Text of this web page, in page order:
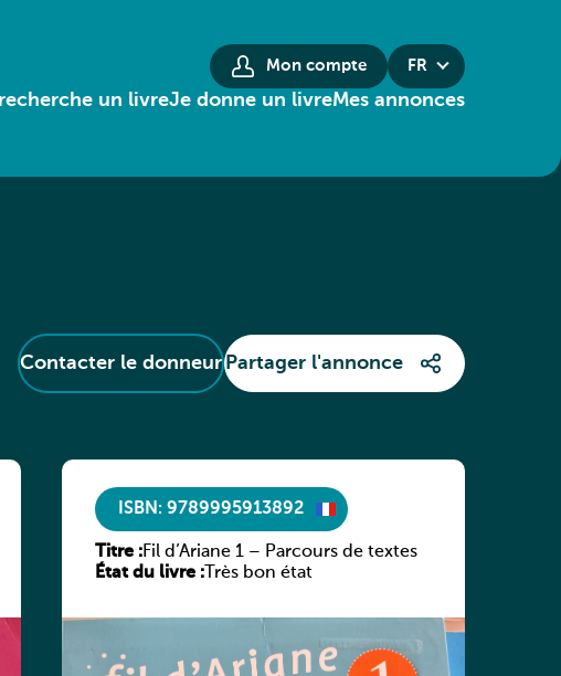
Mon compte FR
un livreJe donne un livreMes annonces
Contacter le donneur Partager l'annonce
ISBN: 9789995913892
Titre :Fil d’Ariane 1 – Parcours de textes
État du livre :Très bon état